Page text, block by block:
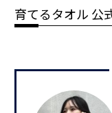
育てるタオル 公